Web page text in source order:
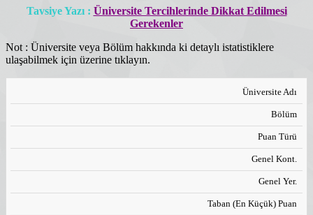
Tavsiye Yazı : Üniversite Tercihlerinde Dikkat Edilmesi
Gerekenler
Not : Üniversite veya Bölüm hakkında ki detaylı istatistiklere
ulaşabilmek için üzerine tıklayın.
Üniversite Adı
Bölüm
Puan Türü
Genel Kont.
Genel Yer.
Taban (En Küçük) Puan